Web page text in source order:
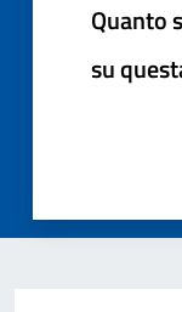
Quanto
su